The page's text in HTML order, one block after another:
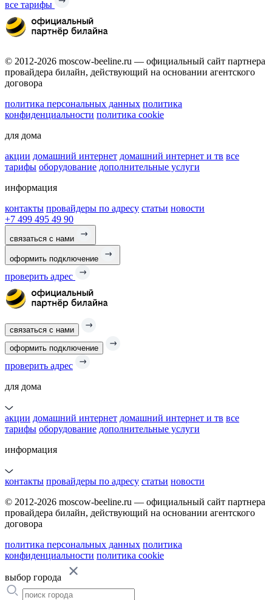
все тарифы
© 2012-2026 moscow-beeline.ru — официальный сайт партнера
провайдера билайн, действующий на основании агентского
договора
политика персональных данных политика
конфиденциальности политика cookie
для дома
акции домашний интернет домашний интернет и тв все
тарифы оборудование дополнительные услуги
информация
контакты провайдеры по адресу статьи новости
+7 499 495 49 90
связаться с нами
оформить подключение
проверить адрес
связаться с нами
оформить подключение
проверить адрес
для дома
акции домашний интернет домашний интернет и тв все
тарифы оборудование дополнительные услуги
информация
контакты провайдеры по адресу статьи новости
© 2012-2026 moscow-beeline.ru — официальный сайт партнера
провайдера билайн, действующий на основании агентского
договора
политика персональных данных политика
конфиденциальности политика cookie
выбор города